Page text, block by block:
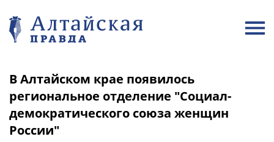
В Алтайском крае появилось
региональное отделение "Социал-
демократического союза женщин
России"